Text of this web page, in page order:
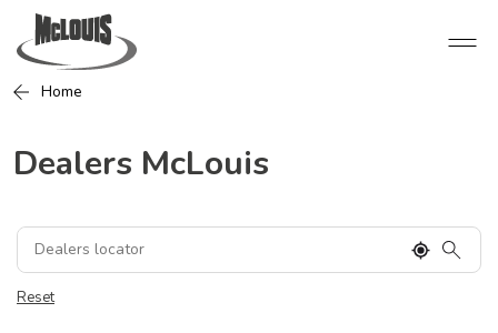
Home
Dealers McLouis
Reset